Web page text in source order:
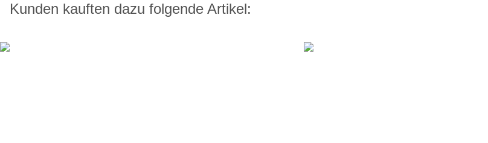
Kunden kauften dazu folgende Artikel: